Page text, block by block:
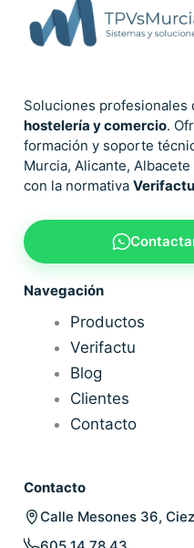
Soluciones profesionales
hostelería y comercio.
formación y soporte
Murcia, Alicante,
con la normativa Verifactu
Navegación
Productos
Verifactu
Blog
Clientes
Contacto
Contacto
Calle Mesones 36,